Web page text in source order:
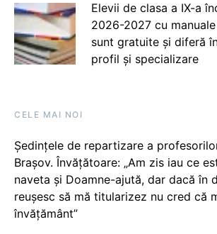
Elevii de clasa a IX-a
2026-2027 cu
sunt gratuite și diferă
profil și specializare
CELE MAI NOI
Ședințele de repartizare a
Brașov. Învățătoare: „Am zis iau ce
naveta și Doamne-ajută, dar dacă în
reușesc să mă titularizez nu cred că
învățământ”